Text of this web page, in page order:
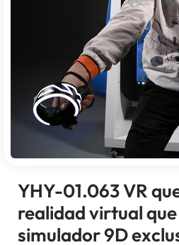
YHY-01.063 VR
realidad virtual
simulador 9D